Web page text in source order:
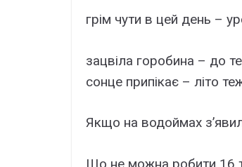
грім чути в цей день –
зацвіла горобина – до
сонце припікає – літо
Якщо на водоймах
Що не можна робити 16